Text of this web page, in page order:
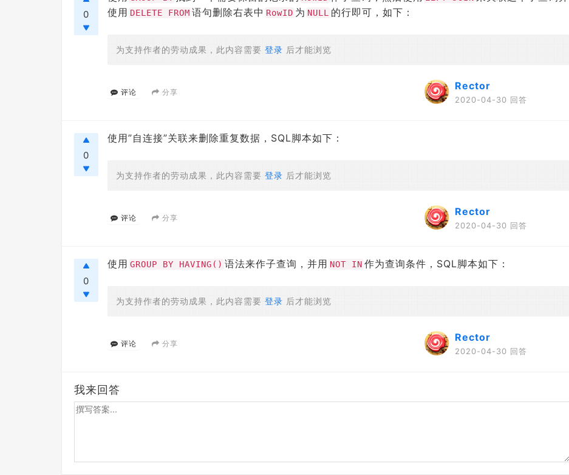
0
使用 DELETE FROM 语句删除右表中 RowID 为 NULL 的行即可，如下：
为支持作者的劳动成果，此内容需要 登录 后才能浏览
评论 分享
Rector
2020-04-30 回答
0
使用”自连接”关联来删除重复数据，SQL脚本如下：
为支持作者的劳动成果，此内容需要 登录 后才能浏览
评论 分享
Rector
2020-04-30 回答
0
使用 GROUP BY HAVING() 语法来作子查询，并用 NOT IN 作为查询条件，SQL脚本如下：
为支持作者的劳动成果，此内容需要 登录 后才能浏览
评论 分享
Rector
2020-04-30 回答
我来回答